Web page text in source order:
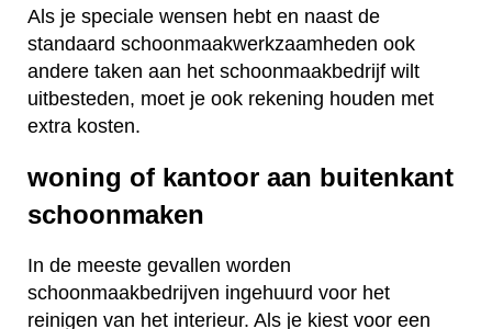
Als je speciale wensen hebt en naast de
standaard schoonmaakwerkzaamheden ook
andere taken aan het schoonmaakbedrijf wilt
uitbesteden, moet je ook rekening houden met
extra kosten.
woning of kantoor aan buitenkant
schoonmaken
In de meeste gevallen worden
schoonmaakbedrijven ingehuurd voor het
reinigen van het interieur. Als je kiest voor een